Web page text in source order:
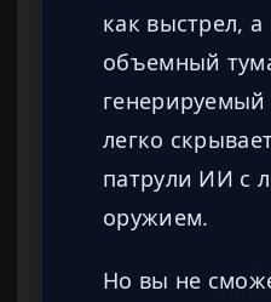
как выстрел, а
объемный
легко
патрули ИИ с
оружием.
Но вы не